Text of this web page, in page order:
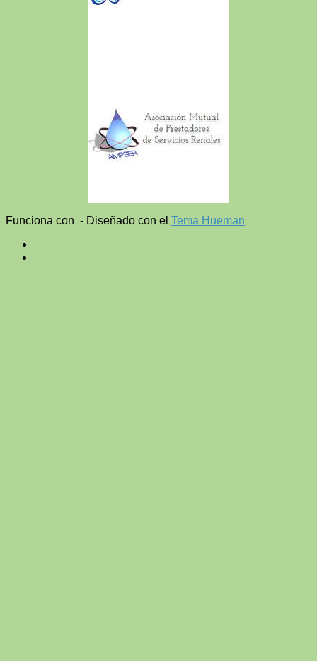
Funciona con - Diseñado con el Tema Hueman